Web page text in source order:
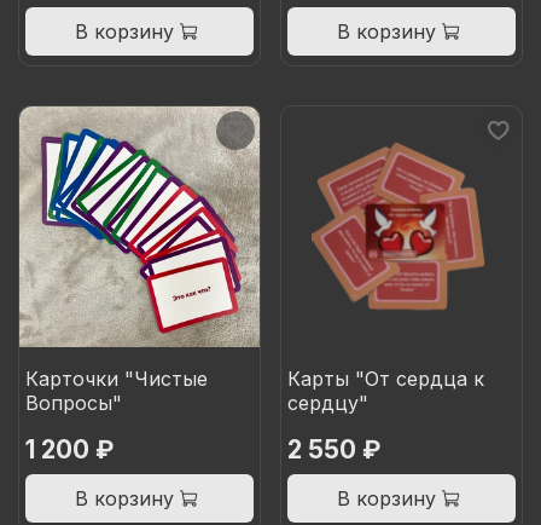
В корзину В корзину
Карточки "Чистые
Вопросы"
1 200 ₽
В корзину
Карты "От сердца к
сердцу"
2 550 ₽
В корзину